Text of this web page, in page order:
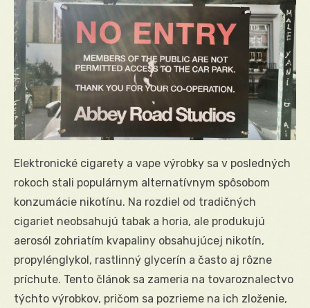
Elektronické cigarety a vape výrobky sa v posledných
rokoch stali populárnym alternatívnym spôsobom
konzumácie nikotínu. Na rozdiel od tradičných
cigariet neobsahujú tabak a horia, ale produkujú
aerosól zohriatím kvapaliny obsahujúcej nikotín,
propylénglykol, rastlinný glycerín a často aj rôzne
príchute. Tento článok sa zameria na tovaroznalectvo
týchto výrobkov, pričom sa pozrieme na ich zloženie,